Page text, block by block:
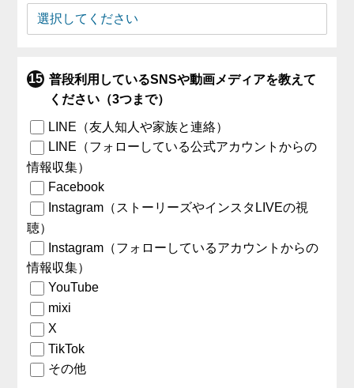
普段利用しているSNSや動画メディアを教えて
ください（3つまで）
LINE（友人知人や家族と連絡）
LINE（フォローしている公式アカウントからの
情報収集）
Facebook
Instagram（ストーリーズやインスタLIVEの視
聴）
Instagram（フォローしているアカウントからの
情報収集）
YouTube
mixi
X
TikTok
その他